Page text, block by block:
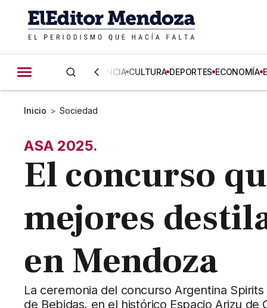
CIENCIA CULTURA DEPORTES ECONOMÍA
Inicio > Sociedad
ASA 2025.
El concurso
mejores
en Mendoza
La ceremonia del concurso Argentina
de Bebidas, en el histórico Espacio Arizu de